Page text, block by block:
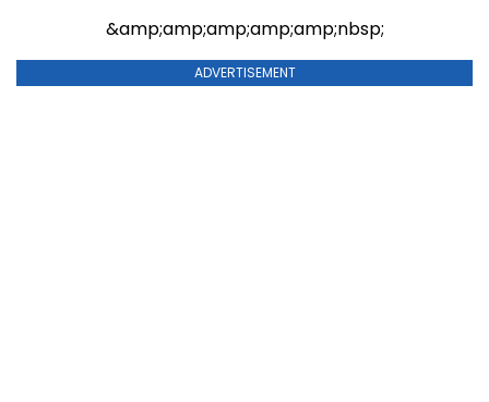
&amp;amp;amp;amp;amp;nbsp;
ADVERTISEMENT